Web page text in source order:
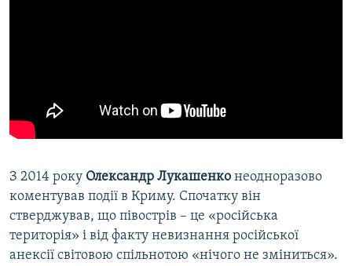
З 2014 року Олександр Лукашенко неодноразово
коментував події в Криму. Спочатку він
стверджував, що півострів – це «російська
територія» і від факту невизнання російської
анексії світовою спільнотою «нічого не зміниться».